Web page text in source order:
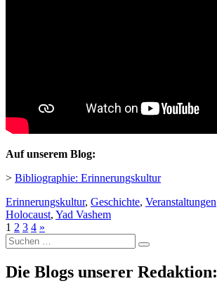
Auf unserem Blog:
> Bibliographie: Erinnerungskultur
Erinnerungskultur, Geschichte, Veranstaltungen
Holocaust, Yad Vashem
1 2 3 4 »
Suche
nach:
Die Blogs unserer Redaktion: